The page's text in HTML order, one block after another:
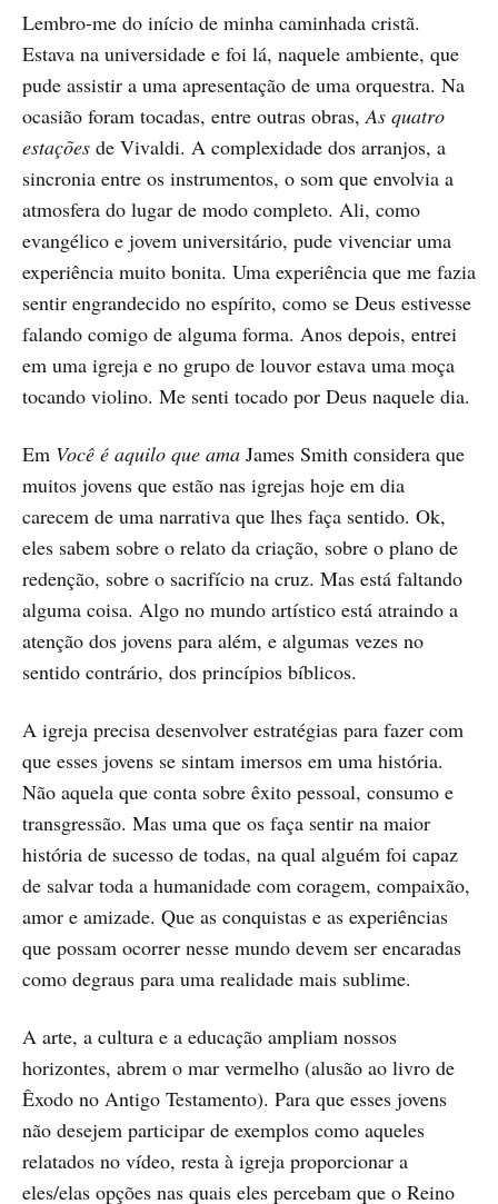
Lembro-me do início de minha caminhada cristã.
Estava na universidade e foi lá, naquele ambiente, que
pude assistir a uma apresentação de uma orquestra. Na
ocasião foram tocadas, entre outras obras,As quatro
estações de Vivaldi. A complexidade dos arranjos, a
sincronia entre os instrumentos, o som que envolvia a
atmosfera do lugar de modo completo. Ali, como
evangélico e jovem universitário, pude vivenciar uma
experiência muito bonita. Uma experiência que me fazia
sentir engrandecido no espírito, como se Deus estivesse
falando comigo de alguma forma. Anos depois, entrei
em uma igreja e no grupo de louvor estava uma moça
tocando violino. Me senti tocado por Deus naquele dia.
Em Você é aquilo que ama James Smith considera que
muitos jovens que estão nas igrejas hoje em dia
carecem de uma narrativa que lhes faça sentido. Ok,
eles sabem sobre o relato da criação, sobre o plano de
redenção, sobre o sacrifício na cruz. Mas está faltando
alguma coisa. Algo no mundo artístico está atraindo a
atenção dos jovens para além, e algumas vezes no
sentido contrário, dos princípios bíblicos.
A igreja precisa desenvolver estratégias para fazer com
que esses jovens se sintam imersos em uma história.
Não aquela que conta sobre êxito pessoal, consumo e
transgressão. Mas uma que os faça sentir na maior
história de sucesso de todas, na qual alguém foi capaz
de salvar toda a humanidade com coragem, compaixão,
amor e amizade. Que as conquistas e as experiências
que possam ocorrer nesse mundo devem ser encaradas
como degraus para uma realidade mais sublime.
A arte, a cultura e a educação ampliam nossos
horizontes, abrem o mar vermelho (alusão ao livro de
Êxodo no Antigo Testamento). Para que esses jovens
não desejem participar de exemplos como aqueles
relatados no vídeo, resta à igreja proporcionar a
eles/elas opções nas quais eles percebam que o Reino